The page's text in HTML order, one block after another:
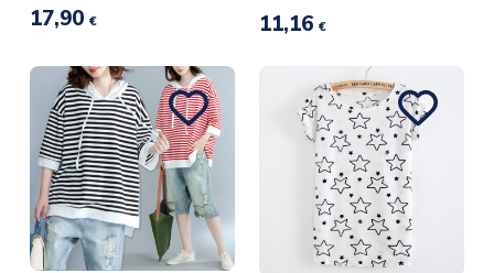
17,90 € 11,16 €